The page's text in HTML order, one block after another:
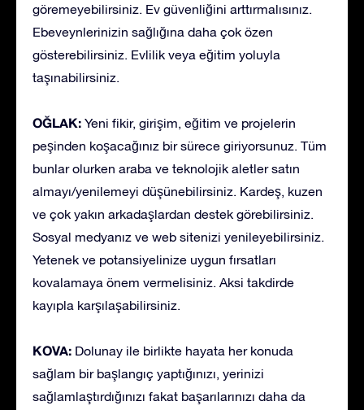
göremeyebilirsiniz. Ev güvenliğini arttırmalısınız.
Ebeveynlerinizin sağlığına daha çok özen
gösterebilirsiniz. Evlilik veya eğitim yoluyla
taşınabilirsiniz.
OĞLAK: Yeni fikir, girişim, eğitim ve projelerin
peşinden koşacağınız bir sürece giriyorsunuz. Tüm
bunlar olurken araba ve teknolojik aletler satın
almayı/yenilemeyi düşünebilirsiniz. Kardeş, kuzen
ve çok yakın arkadaşlardan destek görebilirsiniz.
Sosyal medyanız ve web sitenizi yenileyebilirsiniz.
Yetenek ve potansiyelinize uygun fırsatları
kovalamaya önem vermelisiniz. Aksi takdirde
kayıpla karşılaşabilirsiniz.
KOVA: Dolunay ile birlikte hayata her konuda
sağlam bir başlangıç yaptığınızı, yerinizi
sağlamlaştırdığınızı fakat başarılarınızı daha da